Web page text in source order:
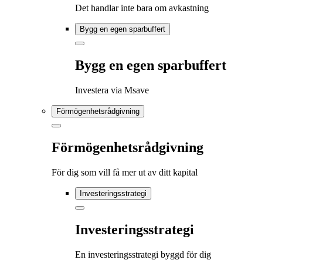
Det handlar inte bara om avkastning
Bygg en egen sparbuffert
Bygg en egen sparbuffert
Investera via Msave
Förmögenhetsrådgivning
Förmögenhetsrådgivning
För dig som vill få mer ut av ditt kapital
Investeringsstrategi
Investeringsstrategi
En investeringsstrategi byggd för dig